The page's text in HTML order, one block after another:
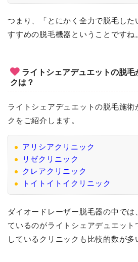
つまり、「とにかく全力で脱毛した
すすめの脱毛機器ということですね
ライトシェアデュエットの脱毛
クは？
ライトシェアデュエットの脱毛施術
クをご紹介します。
アリシアクリニック
リゼクリニック
クレアクリニック
トイトイトイクリニック
ダイオードレーザー脱毛器の中で
ているのがライトシェアデュエット
しているクリニックも比較的数が多